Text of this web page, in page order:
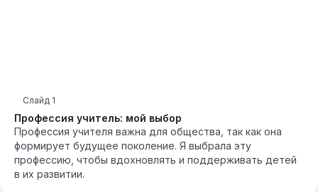
Профессия учитель: мой выбор
Слайд 1
Профессия учителя важна для общества, так как она
формирует будущее поколение. Я выбрала эту
профессию, чтобы вдохновлять и поддерживать детей
в их развитии.